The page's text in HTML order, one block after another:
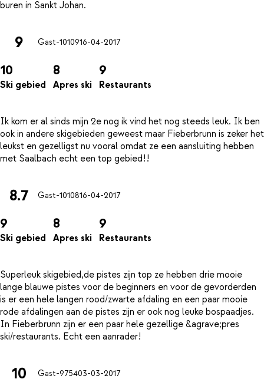
9 Gast-1010916-04-2017
10
Ski gebied
8
Apres ski
9
Restaurants
Ik kom er al sinds mijn 2e nog ik vind het nog steeds leuk. Ik ben
ook in andere skigebieden geweest maar Fieberbrunn is zeker het
leukst en gezelligst nu vooral omdat ze een aansluiting hebben
8.7 Gast-1010816-04-2017
9
Ski gebied
8
Apres ski
9
Restaurants
Superleuk skigebied,de pistes zijn top ze hebben drie mooie
lange blauwe pistes voor de beginners en voor de gevorderden
is er een hele langen rood/zwarte afdaling en een paar mooie
rode afdalingen aan de pistes zijn er ook nog leuke bospaadjes.
In Fieberbrunn zijn er een paar hele gezellige &agrave;pres
10 Gast-975403-03-2017